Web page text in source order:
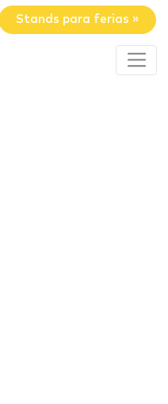
Stands para ferias »